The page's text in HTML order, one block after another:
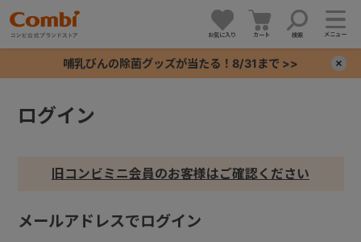
お気に入り カート 検索 メニュー
哺乳びんの除菌グッズが当たる！8/31まで >>
ログイン
旧コンビミニ会員のお客様はご確認ください
メールアドレスでログイン